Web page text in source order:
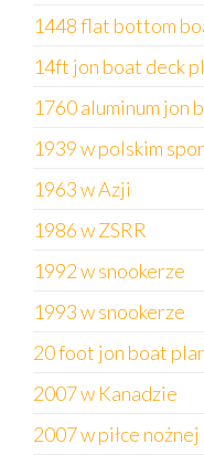
1448 flat bottom
14ft jon boat deck
1760 aluminum jon
1939 w polskim
1963 w Azji
1986 w ZSRR
1992 w snookerze
1993 w snookerze
20 foot jon boat
2007 w Kanadzie
2007 w piłce nożnej